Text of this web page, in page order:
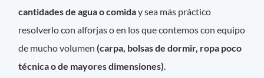
cantidades de agua o comiday sea más práctico
resolverlo con alforjas o en los que contemos con equipo
de mucho volumen(carpa, bolsas de dormir, ropa poco
técnica o de mayores dimensiones).